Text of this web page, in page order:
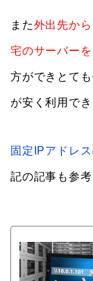
また外出先か
宅のサーバー
方ができとて
が安く利用で
固定IPアドレス
記の記事も参